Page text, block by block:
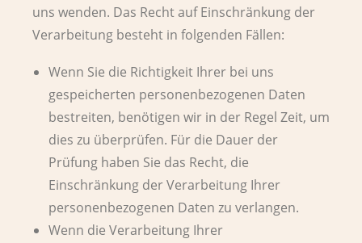
uns wenden. Das Recht auf Einschränkung der
Verarbeitung besteht in folgenden Fällen:
Wenn Sie die Richtigkeit Ihrer bei uns
gespeicherten personenbezogenen Daten
bestreiten, benötigen wir in der Regel Zeit, um
dies zu überprüfen. Für die Dauer der
Prüfung haben Sie das Recht, die
Einschränkung der Verarbeitung Ihrer
personenbezogenen Daten zu verlangen.
Wenn die Verarbeitung Ihrer